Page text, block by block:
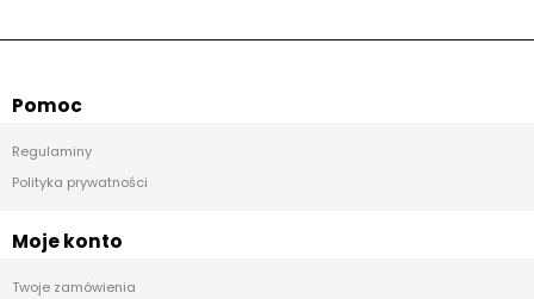
Pomoc
Regulaminy
Polityka prywatności
Moje konto
Twoje zamówienia